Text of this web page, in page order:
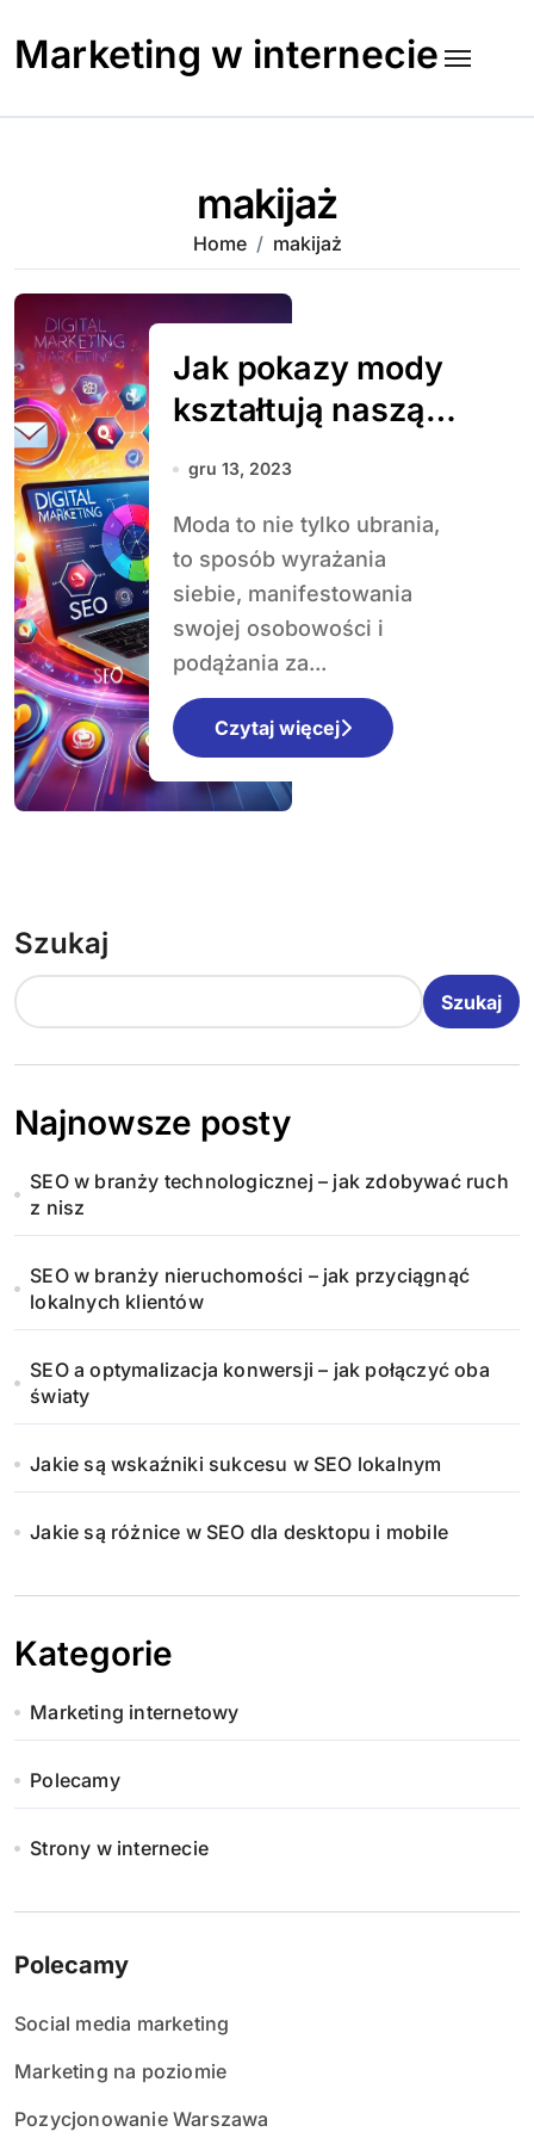
content
Marketing w internecie
makijaż
Home makijaż
Jak pokazy mody
kształtują naszą
codzienność i
gru 13, 2023
Moda to nie tylko ubrania,
to sposób wyrażania
siebie, manifestowania
swojej osobowości i
podążania za...
Czytaj więcej
Szukaj
Szukaj
Najnowsze posty
SEO w branży technologicznej – jak zdobywać ruch
z nisz
SEO w branży nieruchomości – jak przyciągnąć
lokalnych klientów
SEO a optymalizacja konwersji – jak połączyć oba
światy
Jakie są wskaźniki sukcesu w SEO lokalnym
Jakie są różnice w SEO dla desktopu i mobile
Kategorie
Marketing internetowy
Polecamy
Strony w internecie
Polecamy
Social media marketing
Marketing na poziomie
Pozycjonowanie Warszawa